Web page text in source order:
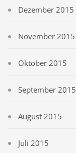
Dezember 2015
November 2015
Oktober 2015
September 2015
August 2015
Juli 2015